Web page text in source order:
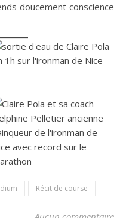
doucement conscience
Récit de course